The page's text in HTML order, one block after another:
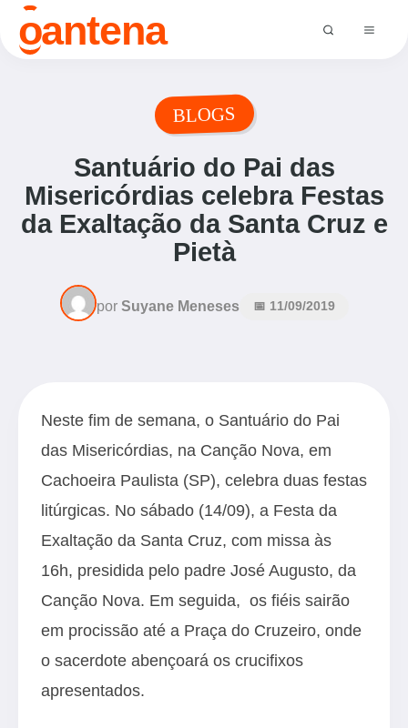
oantena
BLOGS
Santuário do Pai das
Misericórdias celebra Festas
da Exaltação da Santa Cruz e
Pietà
por Suyane Meneses 📅 11/09/2019
Neste fim de semana, o Santuário do Pai
das Misericórdias, na Canção Nova, em
Cachoeira Paulista (SP), celebra duas festas
litúrgicas. No sábado (14/09), a Festa da
Exaltação da Santa Cruz, com missa às
16h, presidida pelo padre José Augusto, da
Canção Nova. Em seguida, os fiéis sairão
em procissão até a Praça do Cruzeiro, onde
o sacerdote abençoará os crucifixos
apresentados.